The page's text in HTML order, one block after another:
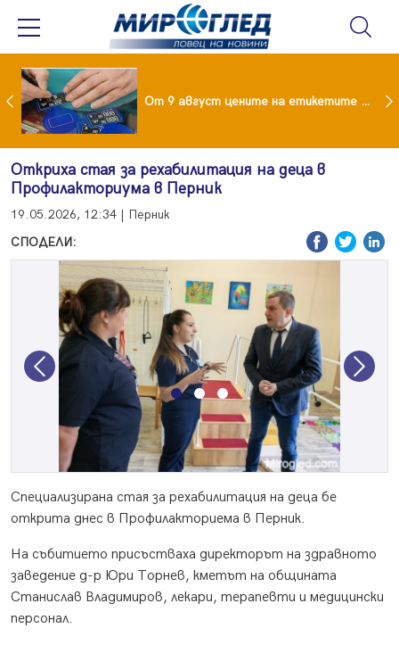
Проект за изграждане на 13-етажна "мегаджамия" разгневи жителите на Лондон От 9 август цените на етикетите само в евро
Откриха стая за рехабилитация на деца в
Профилакториума в Перник
19.05.2026, 12:34 | Перник
СПОДЕЛИ:
Previous Next
Специализирана стая за рехабилитация на деца бе
открита днес в Профилакториема в Перник.
На събитието присъстваха директорът на здравното
заведение д-р Юри Торнев, кметът на общината
Станислав Владимиров, лекари, терапевти и медицински
персонал.